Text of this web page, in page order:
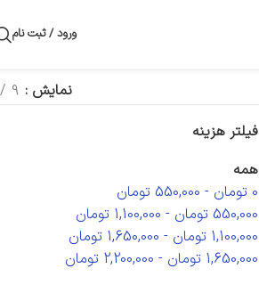
ورود / ثبت نام
نمایش 9
فیلتر هزینه
همه
0 تومان -
550,000 تومان
550,000 تومان -
1,100,000 تومان
1,100,000 تومان -
1,650,000 تومان
1,650,000 تومان -
2,200,000 تومان